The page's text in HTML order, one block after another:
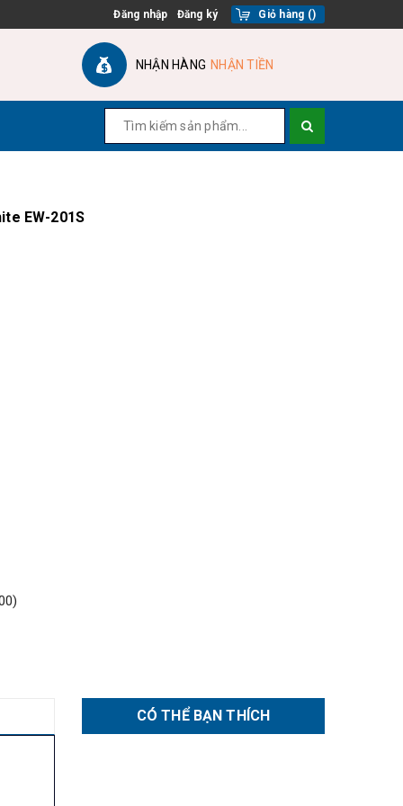
Đăng nhập Đăng ký Giỏ hàng ()
NHẬN HÀNG NHẬN TIỀN
EW-201S
CÓ THỂ BẠN THÍCH